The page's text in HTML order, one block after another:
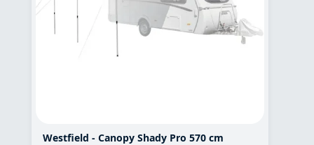
Westfield - Canopy Shady Pro 570 cm